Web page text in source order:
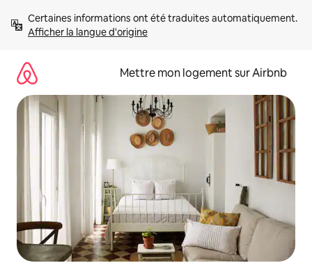
directement
Afficher la langue d'origine
Mettre mon logement sur Airbnb